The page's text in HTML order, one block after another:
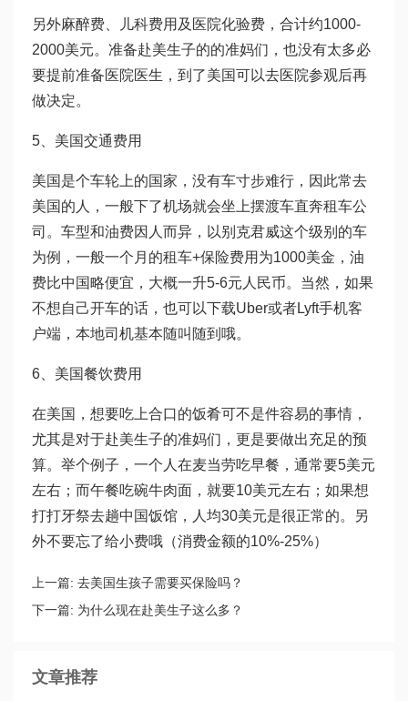
另外麻醉费、儿科费用及医院化验费，合计约1000-
2000美元。准备赴美生子的的准妈们，也没有太多必
要提前准备医院医生，到了美国可以去医院参观后再
做决定。
5、美国交通费用
美国是个车轮上的国家，没有车寸步难行，因此常去
美国的人，一般下了机场就会坐上摆渡车直奔租车公
司。车型和油费因人而异，以别克君威这个级别的车
为例，一般一个月的租车+保险费用为1000美金，油
费比中国略便宜，大概一升5-6元人民币。当然，如果
不想自己开车的话，也可以下载Uber或者Lyft手机客
户端，本地司机基本随叫随到哦。
6、美国餐饮费用
在美国，想要吃上合口的饭肴可不是件容易的事情，
尤其是对于赴美生子的准妈们，更是要做出充足的预
算。举个例子，一个人在麦当劳吃早餐，通常要5美元
左右；而午餐吃碗牛肉面，就要10美元左右；如果想
打打牙祭去趟中国饭馆，人均30美元是很正常的。另
外不要忘了给小费哦（消费金额的10%-25%）
上一篇: 去美国生孩子需要买保险吗？
下一篇: 为什么现在赴美生子这么多？
文章推荐